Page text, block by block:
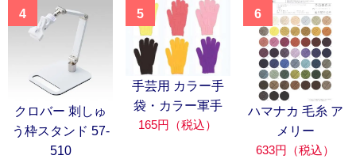
4
クロバー 刺しゅ
う枠スタンド 57-
510
5
手芸用 カラー手
袋・カラー軍手
165円（税込）
6
ハマナカ 毛糸 ア
メリー
633円（税込）